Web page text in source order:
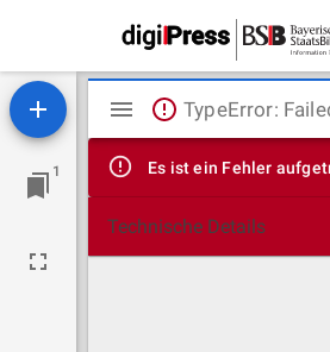
1
Mirador
Viewer
TypeError:
Es ist ein Fehler
Technische Details